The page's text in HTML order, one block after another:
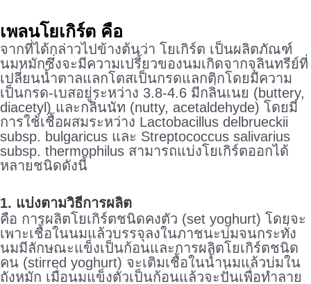
เพลนโยเกิร์ต คือ
จากที่ได้กล่าวไปข้างต้นว่า โยเกิร์ต เป็นผลิตภัณฑ์
นมหมักซึ่งจะมีความเปรี้ยวของนมเกิดจากจุลินทรีย์ที่
เปลี่ยนน้ำตาลแลกโตสเป็นกรดแลกติกโดยมีความ
เป็นกรด-เบสอยู่ระหว่าง 3.8-4.6 มีกลิ่นเนย (buttery,
diacetyl) และกลิ่นนัท (nutty, acetaldehyde) โดยมี
การใช้เชื้อผสมระหว่าง Lactobacillus delbrueckii
subsp. bulgaricus และ Streptococcus salivarius
subsp. thermophilus สามารถแบ่งโยเกิร์ตออกได้
หลายชนิดดังนี้
1. แบ่งตามวิธีการผลิต
คือ การผลิตโยเกิร์ตชนิดคงตัว (set yoghurt) โดยจะ
เพาะเชื้อในนมแล้วบรรจุลงในภาชนะบ่มจนกระทั่ง
นมมีลักษณะแข็งเป็นก้อนและการผลิตโยเกิร์ตชนิด
คน (stirred yoghurt) จะเติมเชื้อในน้ำนมแล้วบ่มใน
ถังหมัก เมื่อนมแข็งตัวเป็นก้อนแล้วจะปั่นเพื่อทำลาย